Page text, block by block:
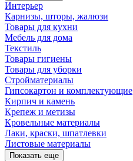
Интерьер
Карнизы, шторы, жалюзи
Товары для кухни
Мебель для дома
Текстиль
Товары гигиены
Товары для уборки
Стройматериалы
Гипсокартон и комплектующие
Кирпич и камень
Крепеж и метизы
Кровельные материалы
Лаки, краски, шпатлевки
Листовые материалы
Показать еще